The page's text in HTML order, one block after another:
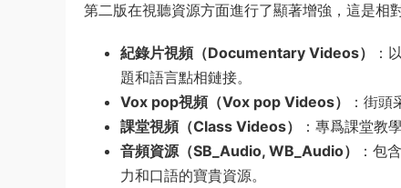
第二版在視聽資源方面進行了顯著增強，這是相
紀錄片視頻（Documentary Videos） ：以
題和語言點相鏈接。
Vox pop視頻（Vox pop Videos）
：街
課堂視頻（Class Videos）
：專爲課堂教
音頻資源（SB_Audio, WB_Audio）
：包
力和口語的寶貴資源。